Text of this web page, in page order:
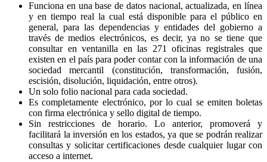
Funciona en una base de datos nacional, actualizada, en línea
y en tiempo real la cual está disponible para el público en
general, para las dependencias y entidades del gobierno a
través de medios electrónicos, es decir, ya no se tiene que
consultar en ventanilla en las 271 oficinas registrales que
existen en el país para poder contar con la información de una
sociedad mercantil (constitución, transformación, fusión,
escisión, disolución, liquidación, entre otros).
Un solo folio nacional para cada sociedad.
Es completamente electrónico, por lo cual se emiten boletas
con firma electrónica y sello digital de tiempo.
Sin restricciones de horario. Lo anterior, promoverá y
facilitará la inversión en los estados, ya que se podrán realizar
consultas y solicitar certificaciones desde cualquier lugar con
acceso a internet.